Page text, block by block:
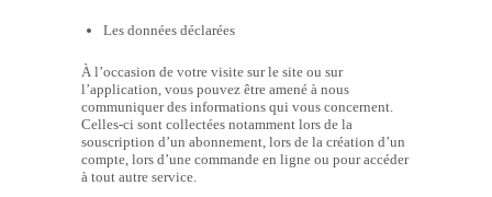
Les données déclarées
À l’occasion de votre visite sur le site ou sur
l’application, vous pouvez être amené à nous
communiquer des informations qui vous concernent.
Celles-ci sont collectées notamment lors de la
souscription d’un abonnement, lors de la création d’un
compte, lors d’une commande en ligne ou pour accéder
à tout autre service.